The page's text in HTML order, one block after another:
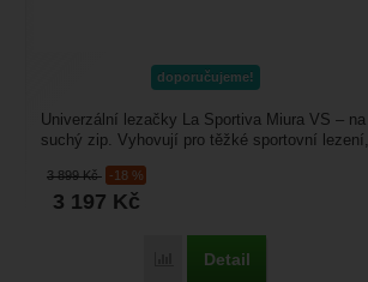
doporučujeme!
3 899Kč -18 %
3 197 Kč
Porovnat
Detail
Univerzální lezačky La Sportiva Miura VS – na
suchý zip. Vyhovují pro těžké sportovní lezení,